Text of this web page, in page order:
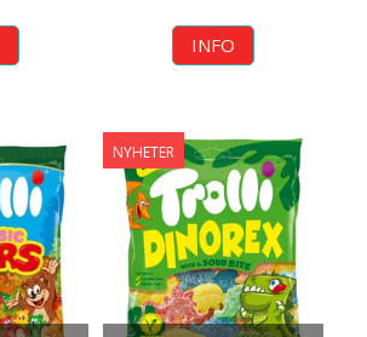
INFO
NYHETER